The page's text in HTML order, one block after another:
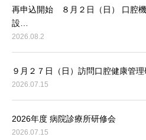
再申込開始 ８月２日（日） 口腔
設…
2026.08.2
９月２７日（日）訪問口腔健康
2026.07.15
2026年度 病院診療所研修会
2026.07.15